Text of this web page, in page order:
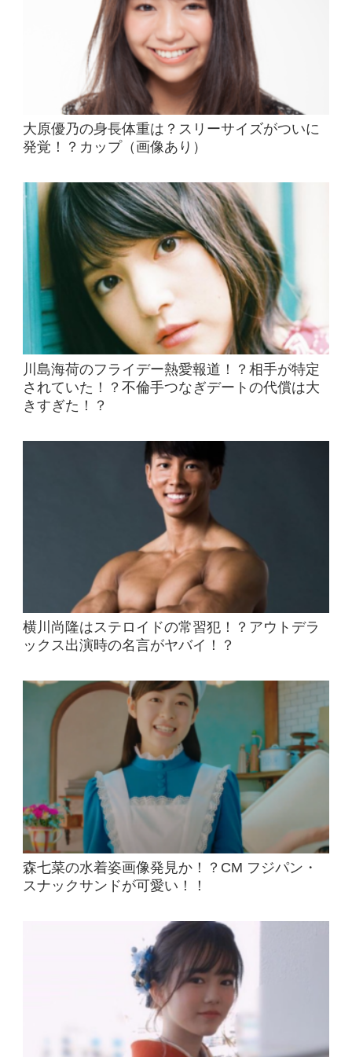
大原優乃の身長体重は？スリーサイズがついに
発覚！？カップ（画像あり）
川島海荷のフライデー熱愛報道！？相手が特定
されていた！？不倫手つなぎデートの代償は大
きすぎた！？
横川尚隆はステロイドの常習犯！？アウトデラ
ックス出演時の名言がヤバイ！？
森七菜の水着姿画像発見か！？CM フジパン・
スナックサンドが可愛い！！